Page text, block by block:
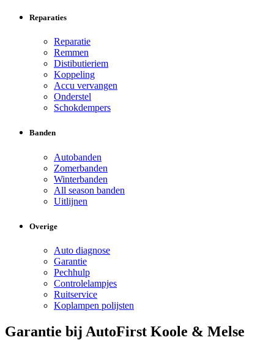
Reparaties
Reparatie
Remmen
Distibutieriem
Koppeling
Accu vervangen
Onderstel
Schokdempers
Banden
Autobanden
Zomerbanden
Winterbanden
All season banden
Uitlijnen
Overige
Auto diagnose
Garantie
Pechhulp
Controlelampjes
Ruitservice
Koplampen polijsten
Garantie bij AutoFirst Koole & Melse